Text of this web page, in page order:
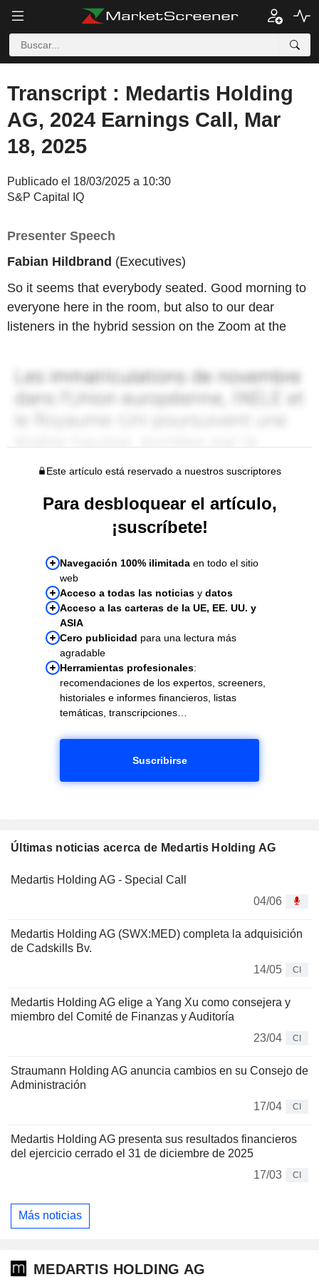
Transcript : Medartis Holding
AG, 2024 Earnings Call, Mar
18, 2025
Publicado el 18/03/2025 a 10:30
S&P Capital IQ
Presenter Speech
Fabian Hildbrand (Executives)
So it seems that everybody seated. Good morning to
everyone here in the room, but also to our dear
listeners in the hybrid session on the Zoom at the
Este artículo está reservado a nuestros suscriptores
Para desbloquear el artículo,
¡suscríbete!
Navegación 100% ilimitada en todo el sitio
web
Acceso a todas las noticias y datos
Acceso a las carteras de la UE, EE. UU. y
ASIA
Cero publicidad para una lectura más
agradable
Herramientas profesionales:
recomendaciones de los expertos, screeners,
historiales e informes financieros, listas
temáticas, transcripciones…
Suscribirse
Últimas noticias acerca de Medartis Holding AG
Medartis Holding AG - Special Call
04/06
Medartis Holding AG (SWX:MED) completa la adquisición
de Cadskills Bv.
14/05
CI
Medartis Holding AG elige a Yang Xu como consejera y
miembro del Comité de Finanzas y Auditoría
23/04
CI
Straumann Holding AG anuncia cambios en su Consejo de
Administración
17/04
CI
Medartis Holding AG presenta sus resultados financieros
del ejercicio cerrado el 31 de diciembre de 2025
17/03
CI
Más noticias
MEDARTIS HOLDING AG